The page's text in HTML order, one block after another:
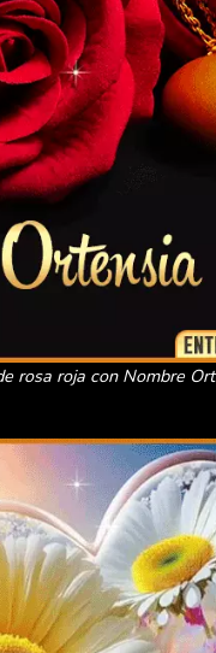
rosa roja con Nombre